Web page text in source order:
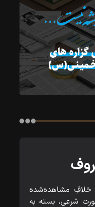
خلافِ مشاهده‌شده
شرعی، بسته به